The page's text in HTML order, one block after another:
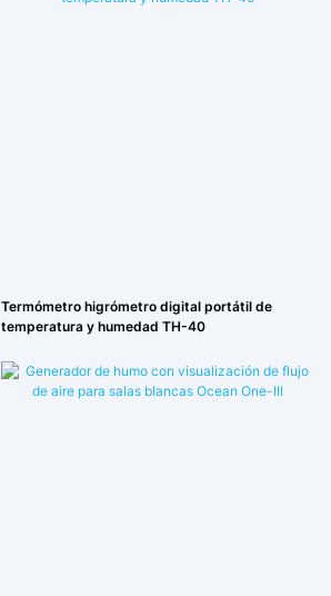
Termómetro higrómetro digital portátil de
temperatura y humedad TH-40